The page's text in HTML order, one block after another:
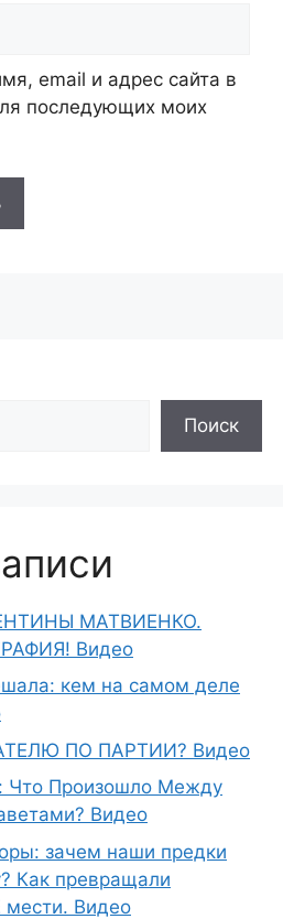
email и адрес сайта в
последующих моих
Поиск
МАТВИЕНКО.
Видео
кем на самом деле
ПО ПАРТИИ? Видео
Что Произошло Между
Видео
зачем наши предки
Как превращали
Видео